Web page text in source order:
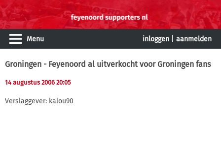
Menu inloggen aanmelden
Groningen - Feyenoord al uitverkocht voor Groningen fans
14 augustus 2006 20:05
Verslaggever: kalou90